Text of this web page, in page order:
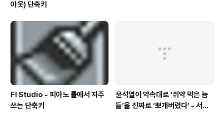
아웃) 단축키
Fl Studio - 피아노 롤에서 자주
쓰는 단축키
윤석열이 약속대로 ‘쥐약 먹은 놈
들’을 진짜로 ‘뽀개버렸다’ - 서울